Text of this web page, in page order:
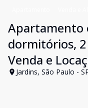
Apartamento
dormitórios,
Venda e
Jardins, São Paulo -